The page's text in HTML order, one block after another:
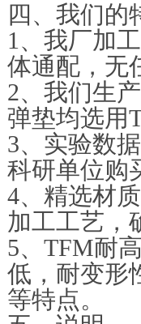
四、我们的
1、我厂加
体通配，无
2、我们生
弹垫均选用
3、实验数
科研单位购
4、精选材
加工工艺，
5、TFM耐
低，耐变形
等特点。